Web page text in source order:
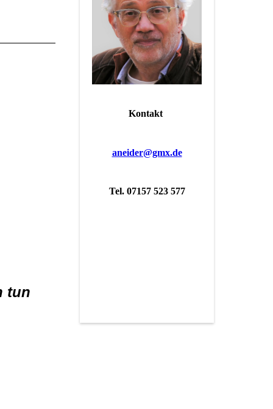
tun
Kontakt
aneider@gmx.de
Tel. 07157 523 577